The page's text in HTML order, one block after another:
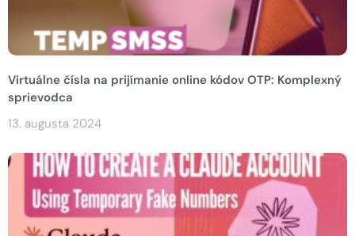
Virtuálne čísla na prijímanie online kódov OTP: Komplexný
sprievodca
13. augusta 2024